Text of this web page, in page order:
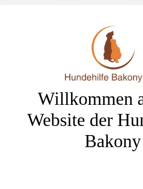
Willkommen
Website der
Bakony